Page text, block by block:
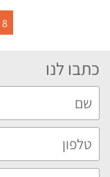
8
כתבו לנו